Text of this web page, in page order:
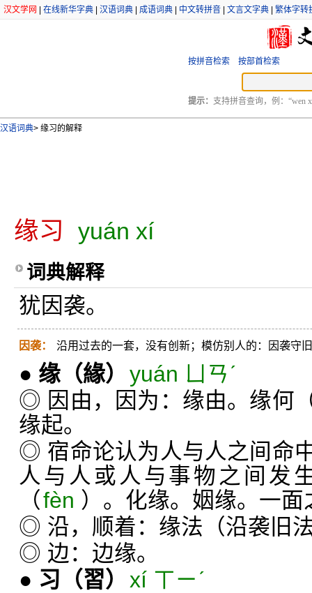
汉文学网 在线新华字典 汉语词典 成语词典 中文转拼音 文言文字典 繁体字转
按拼音检索 按部首检索
提示： 支持拼音查询，例：“wen
汉语词典> 缘习的解释
缘习 yuán xí
词典解释
犹因袭。
因袭： 沿用过去的一套，没有创新；模仿别人的：因袭守
● 缘 （緣） yuán ㄩㄢˊ
◎ 因由，因为：缘由。缘何
缘起。
◎ 宿命论认为人与人之间命
人与人或人与事物之间发
（fèn ）。化缘。姻缘。一面
◎ 沿，顺着：缘法（沿袭旧
◎ 边：边缘。
● 习 （習） xí ㄒㄧˊ